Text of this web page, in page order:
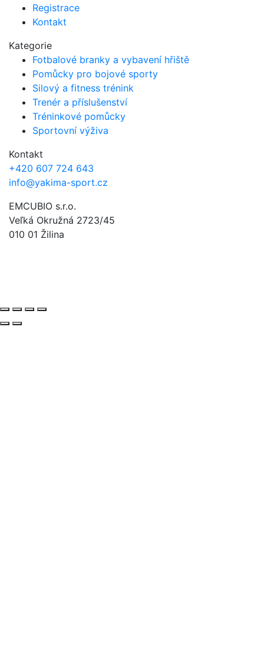
Registrace
Kontakt
Kategorie
Fotbalové branky a vybavení hřiště
Pomůcky pro bojové sporty
Silový a fitness trénink
Trenér a příslušenství
Tréninkové pomůcky
Sportovní výživa
Kontakt
+420 607 724 643
info@yakima-sport.cz
EMCUBIO s.r.o.
Veľká Okružná 2723/45
010 01 Žilina